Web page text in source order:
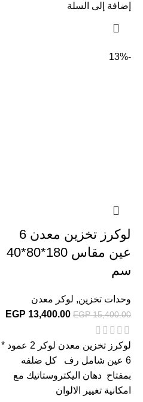
إضافة إلى السلة
-13%
لوكرز تخزين معدن 6
عين مقاس 180*80*40
سم
وحدات تخزين, لوكر معدن
EGP15,400.00
EGP 13,400.00
لوكرز تخزين معدن لوكر 2 عمود *
6 عين شامل رف كل ضلفه
بمفتاح دهان اليكتروستاتيك مع
امكانية تغيير الالوان